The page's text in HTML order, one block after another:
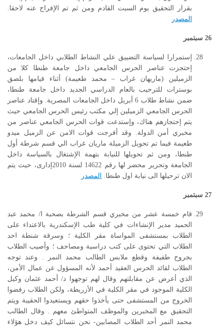
بقرار التحقيق يوم السبت القادم ومن ثم تم الإفراج عنه لاحقا.
المصدر
26 سبتمبر
إستمرارا لسياسة التضييق علي النشاط الطلابي داخل الجامعات،
إحتجزت عناصر الحرس الجامعي داخل جامعة طنطا كلا من
الزميلين (ماريهان غراب – محمد طعيمة) أثناء قيامها بلصق
بوسترات للترحيب بالعام الدراسي الجديد داخل جامعة طنطا،
ضمن نشاط طلاب 6 أبريل داخل الجامعات المصرية. وإقتاد عناصر
الحرس الجامعي الزميلين إلي مكتب رئيس الحرس الجامعي حيث
يتم إحتجازهم هناك، وإستدعت قوات الحرس الجامعي عناصر من
مخبري أمن الدولة. وقد أفرجت قوات الامن عن الزميل ميدو
طعيمة فيما تم تحويل الزميلة ماريان غراب الي قسم شرطة أول
طنطا، ومن ثم تحويلها للنيابة بتهمة الإشتغال بالسياسة داخل
الجامعة وتحرير محضر لها رقم 14622 لسنة 2010إدارى، حيث يتم
الان ترحيلها الى نيابة اول طنطا.
المصدر
27 سبتمبر
قام خمسة عشر من مخبري قسم الشرطة بصحبة ا/ محمد عبد
الحميد مدير الإنشاءات في كلية طب الإسكندرية بالاعتداء على
الطلاب بمستشفى المواساة مقر الكلية ؛ وسرقة شنطة احد
الطلاب التي تحتوى على كتب دراسية ومصاحف ؛ وأصيب الطلاب
بجروح طفيفة وقطع ملابس الطالب محمد النمر . وعند توجه
الطلاب لقائد الحرس العقيد أحمد لأنه المسؤول عن عمال الأمن،
الذي أعرض عن مقابلتهم وقال لهم توجهوا د/ أحمد عثمان وكيل
الكلية الموجود في مقر الكلية في الأزريطة، ولكن الطلاب رفضوا
الخروج من المستشفى حتى يأخذوا حقهم ويستعيدوا الحقيبة ويتم
التحقيق مع المخبرين والموظف المتواطئ معهم . وقال الطالب
محمد النمر أحد الطلاب المصابين- نحن نتسائل كيف دخل هؤلاء